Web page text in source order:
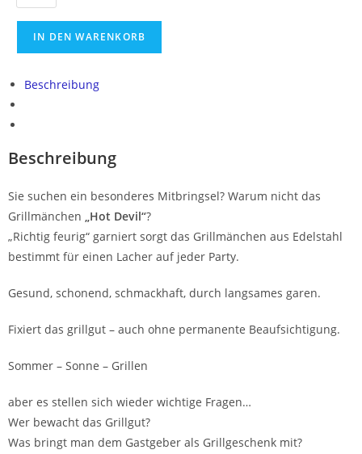
IN DEN WARENKORB
Beschreibung
Beschreibung
Sie suchen ein besonderes Mitbringsel? Warum nicht das
Grillmänchen „Hot Devil“?
„Richtig feurig“ garniert sorgt das Grillmänchen aus Edelstahl
bestimmt für einen Lacher auf jeder Party.
Gesund, schonend, schmackhaft, durch langsames garen.
Fixiert das grillgut – auch ohne permanente Beaufsichtigung.
Sommer – Sonne – Grillen
aber es stellen sich wieder wichtige Fragen…
Wer bewacht das Grillgut?
Was bringt man dem Gastgeber als Grillgeschenk mit?